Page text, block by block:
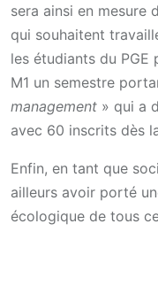
sera ainsi en mesure
qui souhaitent
les étudiants du PGE
M1 un semestre
management » qui a
avec 60 inscrits dès
Enfin, en tant que
ailleurs avoir porté
écologique de tous